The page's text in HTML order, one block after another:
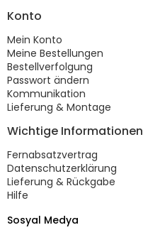
Konto
Mein Konto
Meine Bestellungen
Bestellverfolgung
Passwort ändern
Kommunikation
Lieferung & Montage
Wichtige Informationen
Fernabsatzvertrag
Datenschutzerklärung
Lieferung & Rückgabe
Hilfe
Sosyal Medya